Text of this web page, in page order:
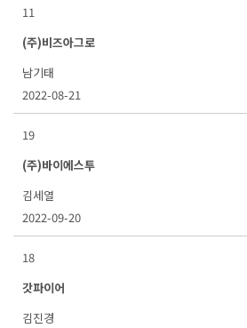
11
(주)비즈아그로
남기태
2022-08-21
19
(주)바이에스투
김세열
2022-09-20
18
갓파이어
김진경